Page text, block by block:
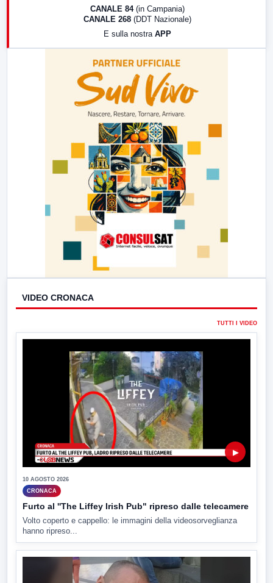
CANALE 84 (in Campania)
CANALE 268 (DDT Nazionale)
E sulla nostra APP
VIDEO CRONACA
TUTTI I VIDEO
▶
10 AGOSTO 2026
CRONACA
Furto al ''The Liffey Irish Pub" ripreso dalle telecamere
Volto coperto e cappello: le immagini della videosorveglianza
hanno ripreso...